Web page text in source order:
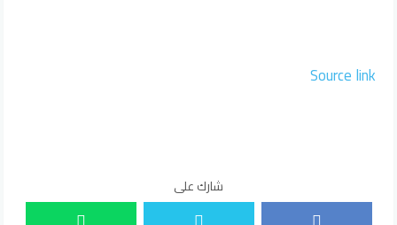
Source link
شارك على